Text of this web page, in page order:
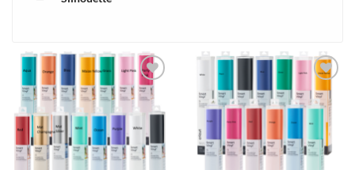
zur
Wunschliste
hinzufügen
zur
Wunschliste